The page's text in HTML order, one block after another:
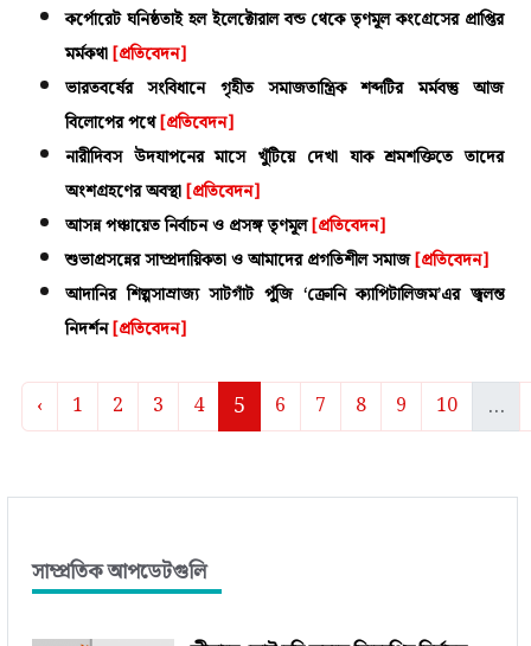
কর্পোরেট ঘনিষ্ঠতাই হল ইলেক্টোরাল বন্ড থেকে তৃণমূল কংগ্রেসের প্রাপ্তির
মর্মকথা[প্রতিবেদন]
ভারতবর্ষের সংবিধানে গৃহীত সমাজতান্ত্রিক শব্দটির মর্মবস্তু আজ
বিলোপের পথে[প্রতিবেদন]
নারীদিবস উদযাপনের মাসে খুঁটিয়ে দেখা যাক শ্রমশক্তিতে তাদের
অংশগ্রহণের অবস্থা[প্রতিবেদন]
আসন্ন পঞ্চায়েত নির্বাচন ও প্রসঙ্গ তৃণমূল[প্রতিবেদন]
শুভাপ্রসন্নের সাম্প্রদায়িকতা ও আমাদের প্রগতিশীল সমাজ[প্রতিবেদন]
আদানির শিল্পসাম্রাজ্য সাটগাঁট পুঁজি ‘ক্রোনি ক্যাপিটালিজম’এর জ্বলন্ত
নিদর্শন[প্রতিবেদন]
‹ 1 2 3 4 5 6 7 8 9 10 ...
সাম্প্রতিক আপডেটগুলি